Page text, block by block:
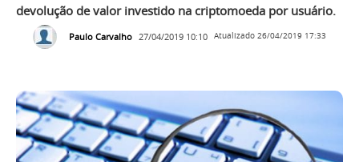
devolução de valor investido na criptomoeda por usuário.
Paulo Carvalho 27/04/2019 10:10 Atualizado 26/04/2019 17:33